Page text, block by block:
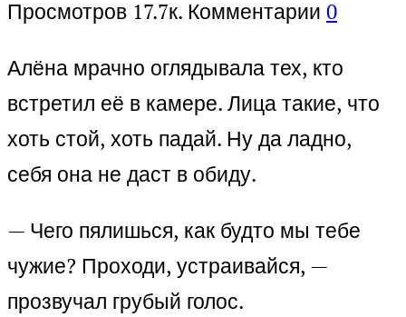
Просмотров 17.7к. Комментарии 0
Алёна мрачно оглядывала тех, кто
встретил её в камере. Лица такие, что
хоть стой, хоть падай. Ну да ладно,
себя она не даст в обиду.
— Чего пялишься, как будто мы тебе
чужие? Проходи, устраивайся, —
прозвучал грубый голос.